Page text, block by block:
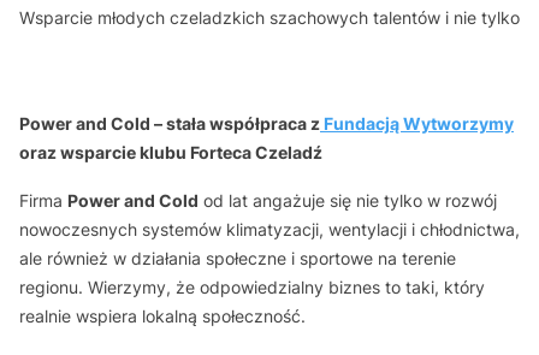
Wsparcie młodych czeladzkich szachowych talentów i nie tylko
Power and Cold – stała współpraca z Fundacją Wytworzymy
oraz wsparcie klubu Forteca Czeladź
Firma Power and Cold od lat angażuje się nie tylko w rozwój
nowoczesnych systemów klimatyzacji, wentylacji i chłodnictwa,
ale również w działania społeczne i sportowe na terenie
regionu. Wierzymy, że odpowiedzialny biznes to taki, który
realnie wspiera lokalną społeczność.